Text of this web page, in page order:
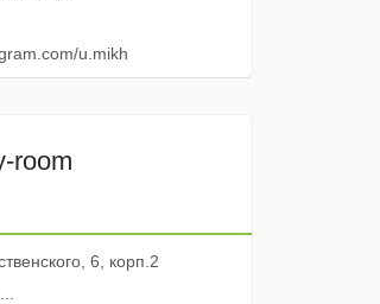
u.mikh
room
6, корп.2